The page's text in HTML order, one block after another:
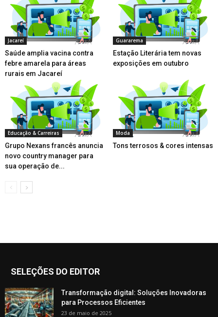
Jacareí
Saúde amplia vacina contra
febre amarela para áreas
rurais em Jacareí
Guararema
Estação Literária tem novas
exposições em outubro
Educação & Carreiras
Grupo Nexans francês anuncia
novo country manager para
sua operação de...
Moda
Tons terrosos & cores intensas
SELEÇÕES DO EDITOR
Transformação digital: Soluções Inovadoras
para Processos Eficientes
23 de maio de 2025